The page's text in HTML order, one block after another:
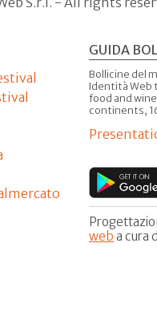
GUIDA
Bollicine del
Identità Web
food and
continents,
web a cura